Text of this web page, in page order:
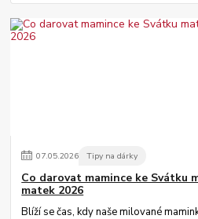
07.05.2026 Tipy na dárky
Co darovat mamince ke Svátku
matek 2026
Blíží se čas, kdy naše milované